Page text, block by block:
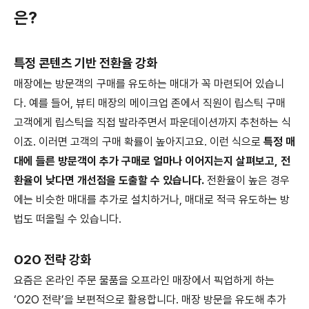
은?
특정 콘텐츠 기반 전환율 강화
매장에는 방문객의 구매를 유도하는 매대가 꼭 마련되어 있습니
다. 예를 들어, 뷰티 매장의 메이크업 존에서 직원이 립스틱 구매
고객에게 립스틱을 직접 발라주면서 파운데이션까지 추천하는 식
이죠. 이러면 고객의 구매 확률이 높아지고요. 이런 식으로 특정 매
대에 들른 방문객이 추가 구매로 얼마나 이어지는지 살펴보고, 전
환율이 낮다면 개선점을 도출할 수 있습니다. 전환율이 높은 경우
에는 비슷한 매대를 추가로 설치하거나, 매대로 적극 유도하는 방
법도 떠올릴 수 있습니다.
O2O 전략 강화
요즘은 온라인 주문 물품을 오프라인 매장에서 픽업하게 하는
‘O2O 전략’을 보편적으로 활용합니다. 매장 방문을 유도해 추가